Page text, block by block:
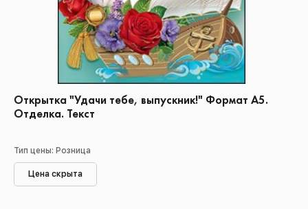
Открытка "Удачи тебе, выпускник!" Формат А5.
Отделка. Текст
Тип цены: Розница
Цена скрыта